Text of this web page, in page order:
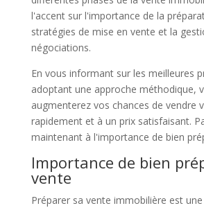
l'accent sur l'importance de la
stratégies de mise en vente et la
négociations.
En vous informant sur les meilleures
adoptant une approche méthodique,
augmenterez vos chances de vendre
rapidement et à un prix satisfaisant.
maintenant à l'importance de bien
Importance de bien
vente
Préparer sa vente immobilière est